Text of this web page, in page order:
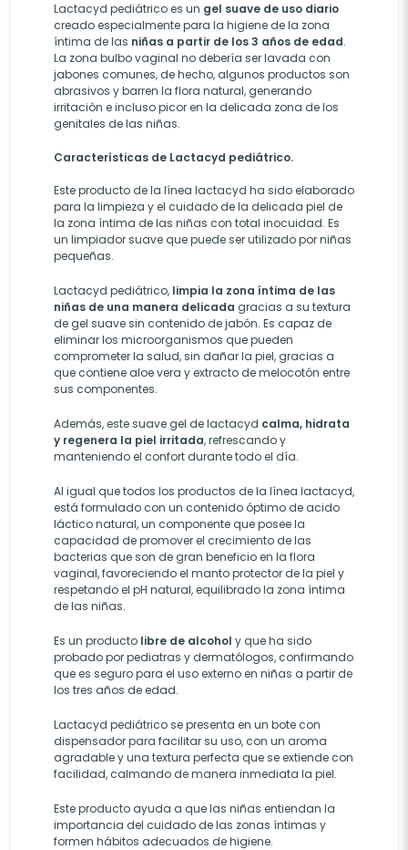
Lactacyd pediátrico es un gel suave de uso diario
creado especialmente para la higiene de la zona
íntima de las niñas a partir de los 3 años de edad.
La zona bulbo vaginal no debería ser lavada con
jabones comunes, de hecho, algunos productos son
abrasivos y barren la flora natural, generando
irritación e incluso picor en la delicada zona de los
genitales de las niñas.
Características de Lactacyd pediátrico.
Este producto de la línea lactacyd ha sido elaborado
para la limpieza y el cuidado de la delicada piel de
la zona íntima de las niñas con total inocuidad. Es
un limpiador suave que puede ser utilizado por niñas
pequeñas.
Lactacyd pediátrico, limpia la zona íntima de las
niñas de una manera delicada gracias a su textura
de gel suave sin contenido de jabón. Es capaz de
eliminar los microorganismos que pueden
comprometer la salud, sin dañar la piel, gracias a
que contiene aloe vera y extracto de melocotón entre
sus componentes.
Además, este suave gel de lactacyd calma, hidrata
y regenera la piel irritada, refrescando y
manteniendo el confort durante todo el día.
Al igual que todos los productos de la línea lactacyd,
está formulado con un contenido óptimo de acido
láctico natural, un componente que posee la
capacidad de promover el crecimiento de las
bacterias que son de gran beneficio en la flora
vaginal, favoreciendo el manto protector de la piel y
respetando el pH natural, equilibrado la zona íntima
de las niñas.
Es un producto libre de alcohol y que ha sido
probado por pediatras y dermatólogos, confirmando
que es seguro para el uso externo en niñas a partir de
los tres años de edad.
Lactacyd pediátrico se presenta en un bote con
dispensador para facilitar su uso, con un aroma
agradable y una textura perfecta que se extiende con
facilidad, calmando de manera inmediata la piel.
Este producto ayuda a que las niñas entiendan la
importancia del cuidado de las zonas íntimas y
formen hábitos adecuados de higiene.